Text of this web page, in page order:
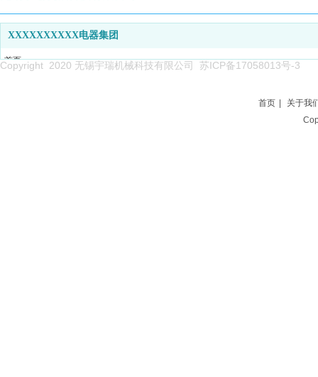
XXXXXXXXXX电器集团
首页
Copyright 2020 无锡宇瑞机械科技有限公司 苏ICP备17058013号-3
首页
关于我